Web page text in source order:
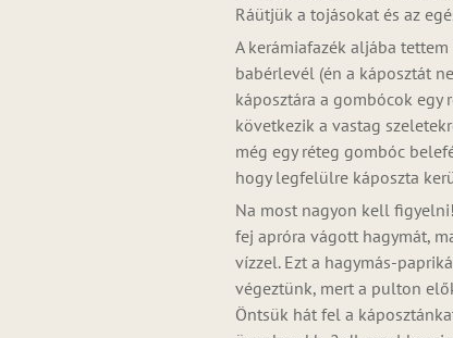
Ráütjük a tojásokat és az
A kerámiafazék aljába
babérlevél (én a káposztát
káposztára a gombócok egy
következik a vastag
még egy réteg gombóc
hogy legfelülre káposzta
Na most nagyon kell
fej apróra vágott hagymát,
vízzel. Ezt a hagymás-
végeztünk, mert a pulton
Öntsük hát fel a